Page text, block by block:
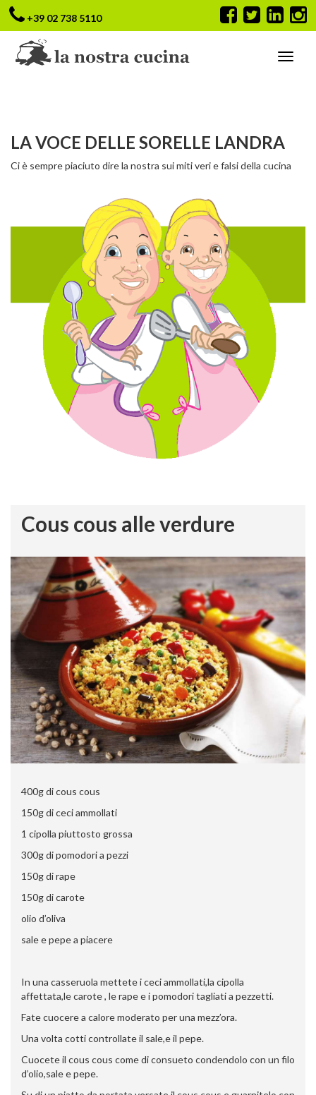
+39 02 738 5110
LA VOCE DELLE SORELLE LANDRA
Ci è sempre piaciuto dire la nostra sui miti veri e falsi della cucina
Cous cous alle verdure
400g di cous cous
150g di ceci ammollati
1 cipolla piuttosto grossa
300g di pomodori a pezzi
150g di rape
150g di carote
olio d’oliva
sale e pepe a piacere
In una casseruola mettete i ceci ammollati,la cipolla
affettata,le carote , le rape e i pomodori tagliati a pezzetti.
Fate cuocere a calore moderato per una mezz’ora.
Una volta cotti controllate il sale,e il pepe.
Cuocete il cous cous come di consueto condendolo con un filo
d’olio,sale e pepe.